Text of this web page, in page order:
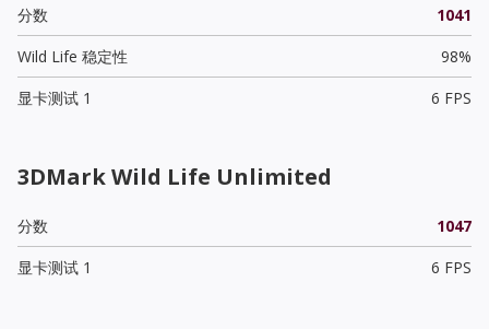
分数
1041
Wild Life 稳定性
98%
显卡测试 1
6 FPS
3DMark Wild Life Unlimited
分数
1047
显卡测试 1
6 FPS